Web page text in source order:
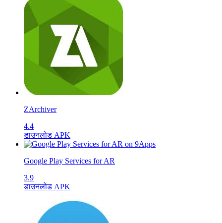
ZArchiver
4.4
डाउनलोड APK
Google Play Services for AR
3.9
डाउनलोड APK